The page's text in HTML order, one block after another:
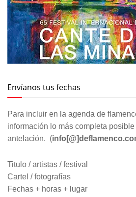
Envíanos tus fechas
Para incluir en la agenda de
información lo más completa
antelación. (
Titulo / artistas / festival
Cartel / fotografías
Fechas + horas + lugar